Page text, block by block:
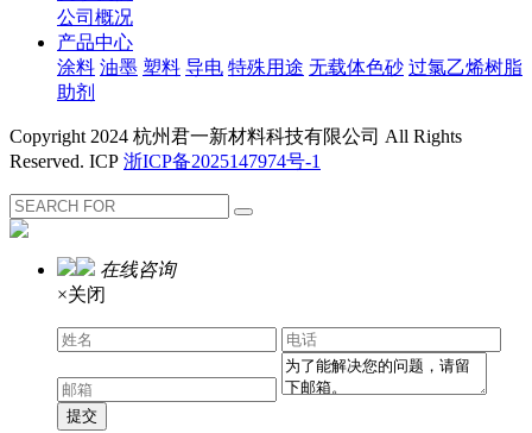
公司概况
产品中心
涂料 油墨 塑料 导电 特殊用途 无载体色砂 过氯乙烯树脂
助剂
Copyright 2024 杭州君一新材料科技有限公司 All Rights
Reserved. ICP 浙ICP备2025147974号-1
在线咨询
×关闭
提交